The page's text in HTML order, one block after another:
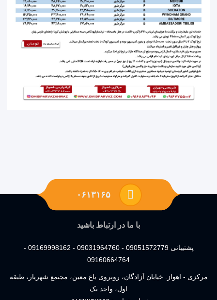
۰۶۱۳۱۶۵
با ما در ارتباط باشید
پشتیبانی 09051572779 - 09031964760 - 09169998162 -
09160664764
مرکزی - اهواز: خیابان آزادگان، روبروی باغ معین، مجتمع شهریار، طبقه
اول، واحد یک